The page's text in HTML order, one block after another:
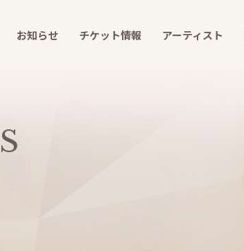
お知らせ チケット情報 アーティスト